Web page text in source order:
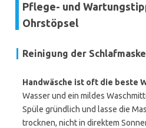
Pflege- und
Ohrstöpsel
Reinigung der Schlafmaske
Handwäsche ist oft die beste
Wasser und ein mildes
Spüle gründlich und lasse die
trocknen, nicht in direktem